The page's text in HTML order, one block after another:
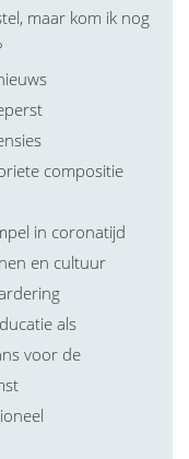
maar kom ik nog
compositie
in coronatijd
en cultuur
als
voor de